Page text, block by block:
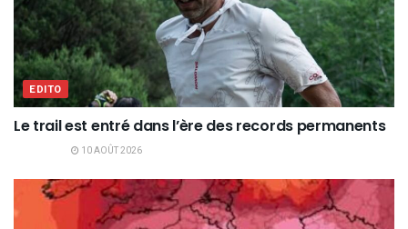
EDITO
Le trail est entré dans l’ère des records permanents
10 AOÛT 2026